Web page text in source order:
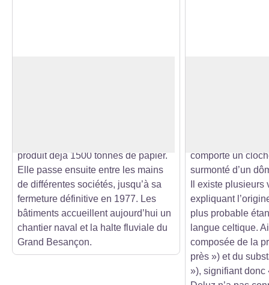
produit déjà 1500 tonnes de papier.
Elle passe ensuite entre les mains
de différentes sociétés, jusqu’à sa
fermeture définitive en 1977. Les
bâtiments accueillent aujourd’hui un
chantier naval et la halte fluviale du
Grand Besançon.
comporte un
surmonté d’un
Il existe plusieurs
expliquant
plus probable
langue celtique.
composée de la
près ») et du
»), signifiant donc